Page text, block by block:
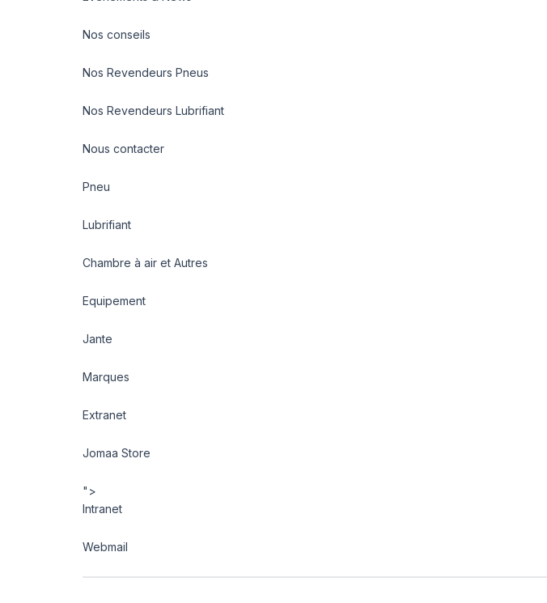
Nos conseils
Nos Revendeurs Pneus
Nos Revendeurs Lubrifiant
Nous contacter
Pneu
Lubrifiant
Chambre à air et Autres
Equipement
Jante
Marques
Extranet
Jomaa Store
">
Intranet
Webmail